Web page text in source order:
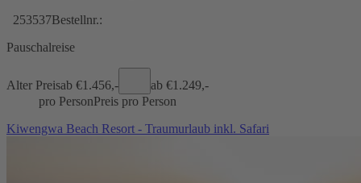
253537Bestellnr.:
Pauschalreise
Alter Preisab €1.456,- ab €1.249,-
pro PersonPreis pro Person
Kiwengwa Beach Resort - Traumurlaub inkl. Safari